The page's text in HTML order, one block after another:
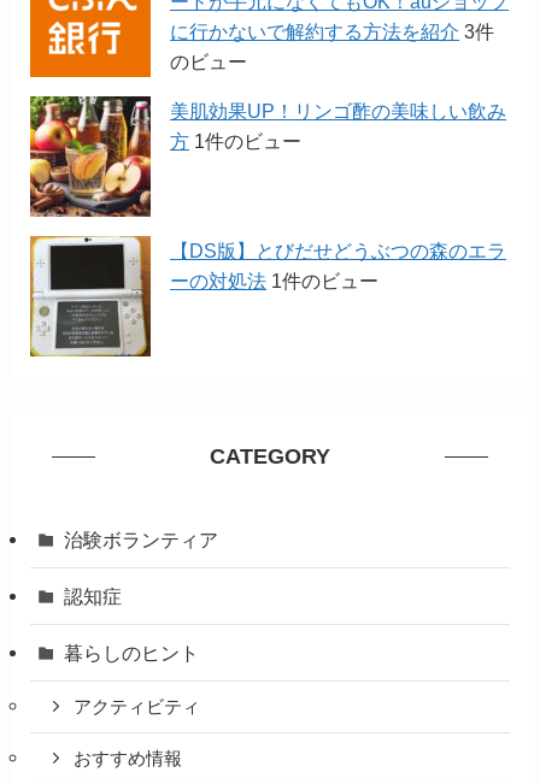
に行かないで解約する方法を紹介 3件
のビュー
美肌効果UP！リンゴ酢の美味しい飲み
方 1件のビュー
【DS版】とびだせどうぶつの森のエラ
ーの対処法 1件のビュー
CATEGORY
治験ボランティア
認知症
暮らしのヒント
アクティビティ
おすすめ情報